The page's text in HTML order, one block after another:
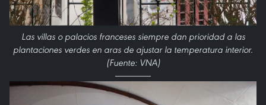
Las villas o palacios franceses siempre dan prioridad a las
plantaciones verdes en aras de ajustar la temperatura interior.
(Fuente: VNA)